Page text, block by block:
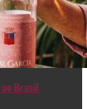
Brasil